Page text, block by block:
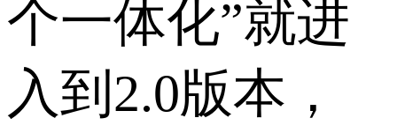
个一体化”就进
入到2.0版本，